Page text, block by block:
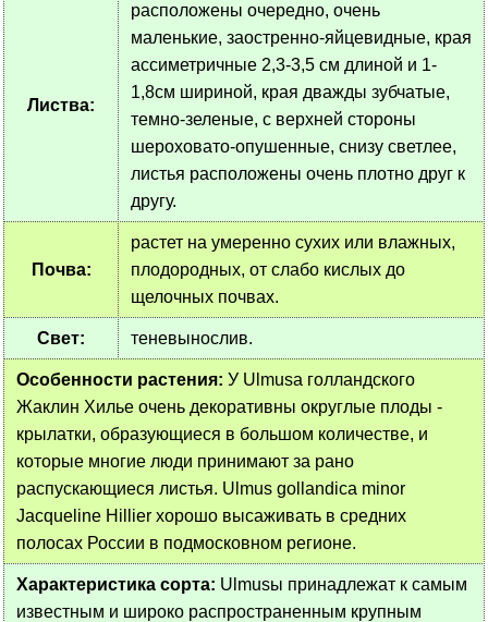
Листва:
расположены очередно, очень
маленькие, заостренно-яйцевидные, края
ассиметричные 2,3-3,5 см длиной и 1-
1,8см шириной, края дважды зубчатые,
темно-зеленые, с верхней стороны
шероховато-опушенные, снизу светлее,
листья расположены очень плотно друг к
другу.
Почва:
растет на умеренно сухих или влажных,
плодородных, от слабо кислых до
щелочных почвах.
Свет: теневынослив.
Особенности растения: У Ulmusа голландского
Жаклин Хилье очень декоративны округлые плоды -
крылатки, образующиеся в большом количестве, и
которые многие люди принимают за рано
распускающиеся листья. Ulmus gollandica minor
Jacqueline Hillier хорошо высаживать в средних
полосах России в подмосковном регионе.
Характеристика сорта: Ulmusы принадлежат к самым
известным и широко распространенным крупным